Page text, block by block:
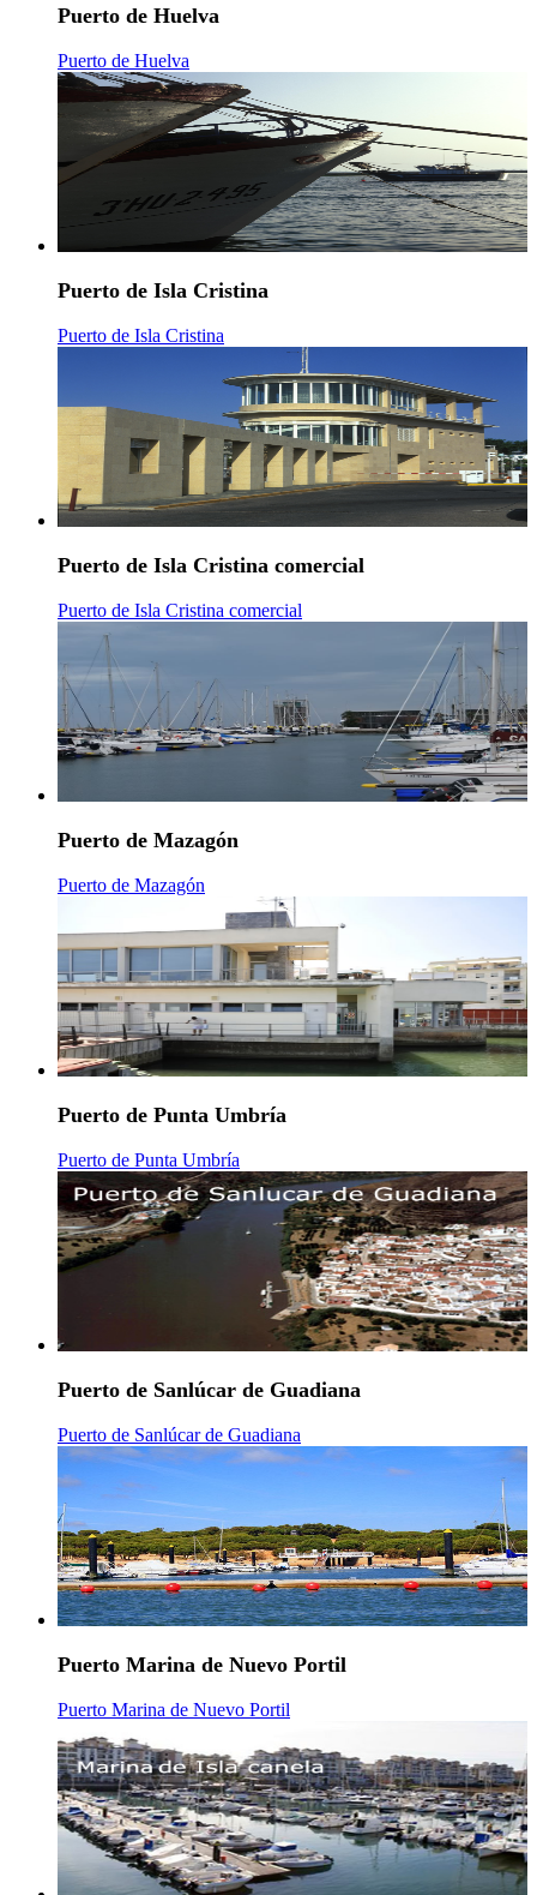
Puerto de Huelva
Puerto de Huelva
Puerto de Isla Cristina
Puerto de Isla Cristina
Puerto de Isla Cristina comercial
Puerto de Isla Cristina comercial
Puerto de Mazagón
Puerto de Mazagón
Puerto de Punta Umbría
Puerto de Punta Umbría
Puerto de Sanlúcar de Guadiana
Puerto de Sanlúcar de Guadiana
Puerto Marina de Nuevo Portil
Puerto Marina de Nuevo Portil